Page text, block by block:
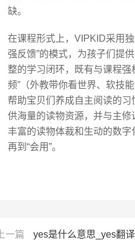
缺。
在课程形式上，VIPKID采用独
强反馈”的模式，为孩子们提
整的学习闭环，既有与课程
频”（外教带你看世界、软技
帮助宝贝们养成自主阅读的
供海量的读物资源，并与主修
丰富的读物体裁和生动的数字
再到“会用”。
上一篇
yes是什么意思_yes翻